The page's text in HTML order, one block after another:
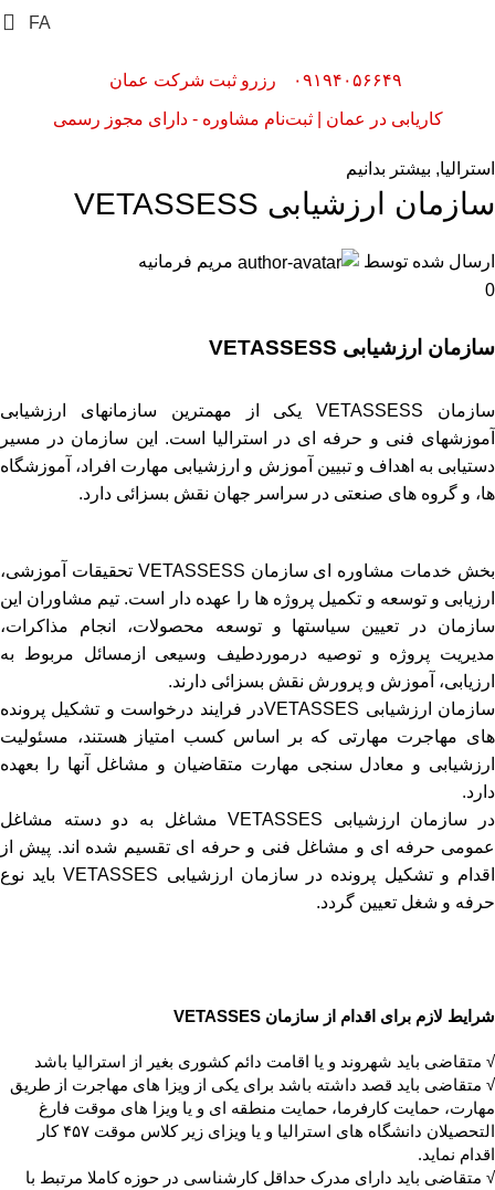
FA
۰۹۱۹۴۰۵۶۶۴۹ رزرو ثبت شرکت عمان
کاریابی در عمان | ثبت‌نام مشاوره - دارای مجوز رسمی
استرالیا, بیشتر بدانیم
سازمان ارزشیابی VETASSESS
ارسال شده توسط
مریم فرمانیه
0
سازمان ارزشیابی VETASSESS
سازمان VETASSESS یکی از مهمترین سازمانهای ارزشیابی
آموزشهای فنی و حرفه ای در استرالیا است. این سازمان در مسیر
دستیابی به اهداف و تبیین آموزش و ارزشیابی مهارت افراد، آموزشگاه
ها، و گروه های صنعتی در سراسر جهان نقش بسزائی دارد.
بخش خدمات مشاوره ای سازمان VETASSESS تحقیقات آموزشی،
ارزیابی و توسعه و تکمیل پروژه ها را عهده دار است. تیم مشاوران این
سازمان در تعیین سیاستها و توسعه محصولات، انجام مذاکرات،
مدیریت پروژه و توصیه درموردطیف وسیعی ازمسائل مربوط به
ارزیابی، آموزش و پرورش نقش بسزائی دارند.
سازمان ارزشیابی VETASSESدر فرایند درخواست و تشکیل پرونده
های مهاجرت مهارتی که بر اساس کسب امتیاز هستند، مسئولیت
ارزشیابی و معادل سنجی مهارت متقاضیان و مشاغل آنها را بعهده
دارد.
در سازمان ارزشیابی VETASSES مشاغل به دو دسته مشاغل
عمومی حرفه ای و مشاغل فنی و حرفه ای تقسیم شده اند. پیش از
اقدام و تشکیل پرونده در سازمان ارزشیابی VETASSES باید نوع
حرفه و شغل تعیین گردد.
شرایط لازم برای اقدام از سازمان VETASSES
√ متقاضی باید شهروند و یا اقامت دائم کشوری بغیر از استرالیا باشد
√ متقاضی باید قصد داشته باشد برای یکی از ویزا های مهاجرت از طریق
مهارت، حمایت کارفرما، حمایت منطقه ای و یا ویزا های موقت فارغ
التحصیلان دانشگاه های استرالیا و یا ویزای زیر کلاس موقت ۴۵۷ کار
اقدام نماید.
√ متقاضی باید دارای مدرک حداقل کارشناسی در حوزه کاملا مرتبط با